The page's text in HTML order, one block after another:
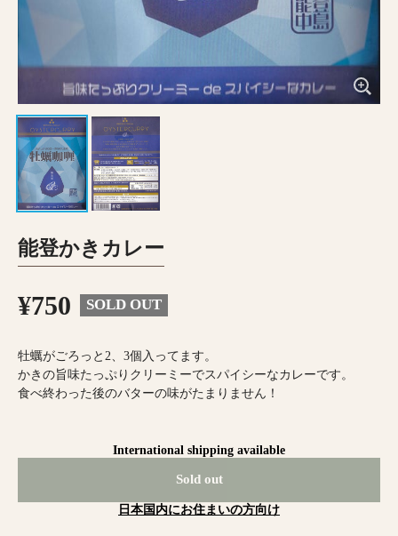
能登かきカレー
¥750 SOLD OUT
牡蠣がごろっと2、3個入ってます。
かきの旨味たっぷりクリーミーでスパイシーなカレーです。
食べ終わった後のバターの味がたまりません！
International shipping available
Sold out
日本国内にお住まいの方向け